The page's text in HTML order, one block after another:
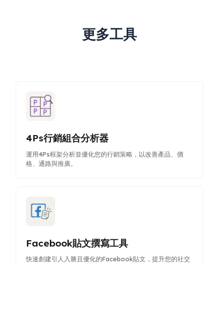
更多工具
4Ps行銷組合分析器
運用4Ps框架分析並優化您的行銷策略，以改善產品、價
格、通路與推廣。
Facebook貼文撰寫工具
快速創建引人入勝且優化的Facebook貼文，提升您的社交